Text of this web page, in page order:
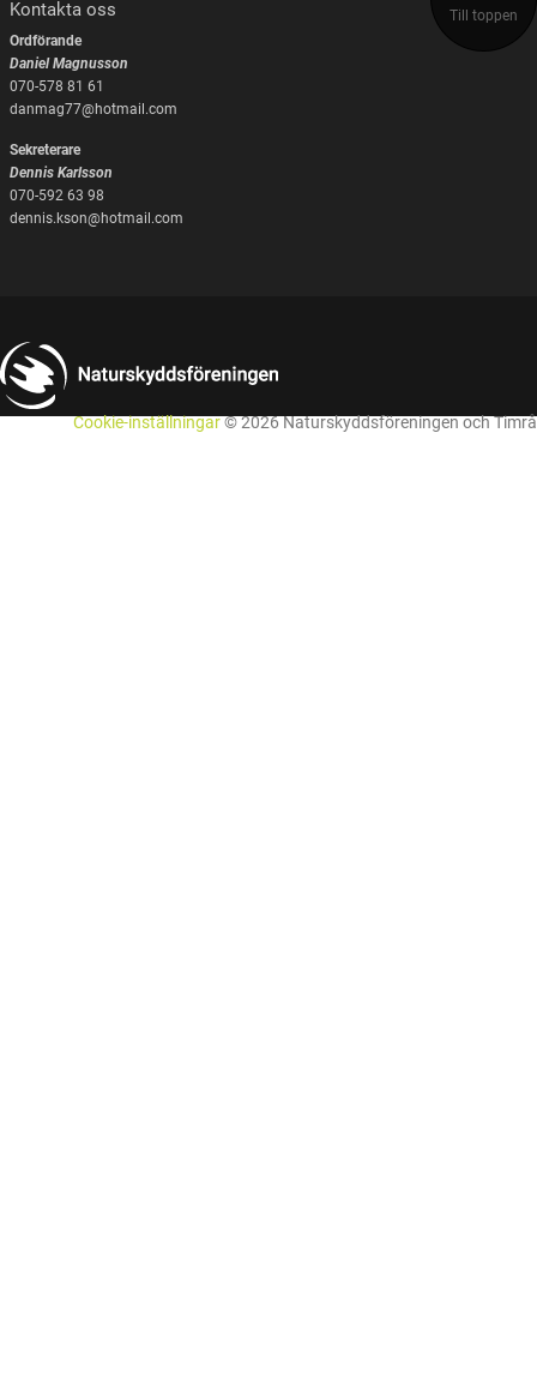
Till toppen
Kontakta oss
Ordförande
Daniel Magnusson
070-578 81 61
danmag77@hotmail.com
Sekreterare
Dennis Karlsson
070-592 63 98
dennis.kson@hotmail.com
Cookie-inställningar© 2026 Naturskyddsföreningen och Timrå